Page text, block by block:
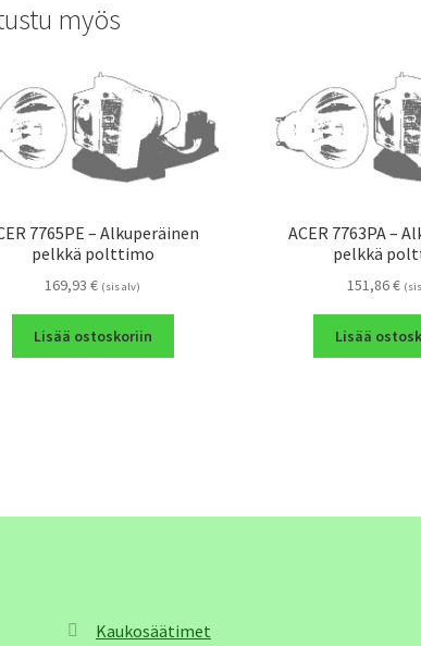
myös
7765PE – Alkuperäinen
pelkkä polttimo
169,93€ (sis alv)
Lisää ostoskoriin
ACER 7763PA –
pelkkä
151,86€
Lisää
Kaukosäätimet